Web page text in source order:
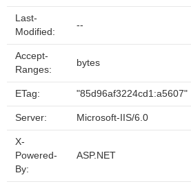
Last-
Modified:
--
Accept-
Ranges:
bytes
ETag: "85d96af3224cd1:a5607"
Server: Microsoft-IIS/6.0
X-
Powered-
By:
ASP.NET